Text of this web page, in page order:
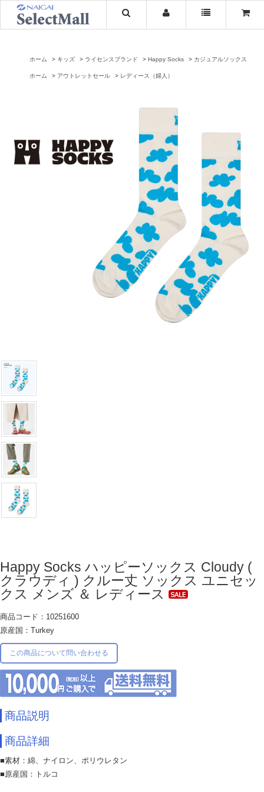
ホーム キッズ ライセンスブランド Happy Socks カジュアルソックス
ホーム アウトレットセール レディース（婦人）
Happy Socks ハッピーソックス Cloudy (
クラウディ ) クルー丈 ソックス ユニセッ
クス メンズ ＆ レディース
商品コード：10251600
原産国：Turkey
この商品について問い合わせる
商品説明
商品詳細
■素材：綿、ナイロン、ポリウレタン
■原産国：トルコ